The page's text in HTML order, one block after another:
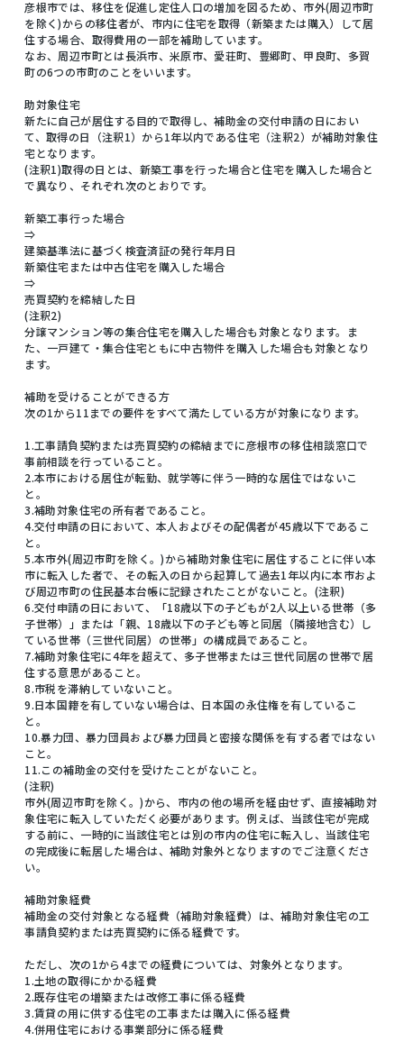
彦根市では、移住を促進し定住人口の増加を図るため、市外(周辺市町
を除く)からの移住者が、市内に住宅を取得（新築または購入）して居
住する場合、取得費用の一部を補助しています。
なお、周辺市町とは長浜市、米原市、愛荘町、豊郷町、甲良町、多賀
町の6つの市町のことをいいます。
助対象住宅
新たに自己が居住する目的で取得し、補助金の交付申請の日におい
て、取得の日（注釈1）から1年以内である住宅（注釈2）が補助対象住
宅となります。
(注釈1)取得の日とは、新築工事を行った場合と住宅を購入した場合と
で異なり、それぞれ次のとおりです。
新築工事行った場合
⇒
建築基準法に基づく検査済証の発行年月日
新築住宅または中古住宅を購入した場合
⇒
売買契約を締結した日
(注釈2)
分譲マンション等の集合住宅を購入した場合も対象となります。ま
た、一戸建て・集合住宅ともに中古物件を購入した場合も対象となり
ます。
補助を受けることができる方
次の1から11までの要件をすべて満たしている方が対象になります。
1.工事請負契約または売買契約の締結までに彦根市の移住相談窓口で
事前相談を行っていること。
2.本市における居住が転勤、就学等に伴う一時的な居住ではないこ
と。
3.補助対象住宅の所有者であること。
4.交付申請の日において、本人およびその配偶者が45歳以下であるこ
と。
5.本市外(周辺市町を除く。)から補助対象住宅に居住することに伴い本
市に転入した者で、その転入の日から起算して過去1年以内に本市およ
び周辺市町の住民基本台帳に記録されたことがないこと。(注釈)
6.交付申請の日において、「18歳以下の子どもが2人以上いる世帯（多
子世帯）」または「親、18歳以下の子ども等と同居（隣接地含む）し
ている世帯（三世代同居）の世帯」の構成員であること。
7.補助対象住宅に4年を超えて、多子世帯または三世代同居の世帯で居
住する意思があること。
8.市税を滞納していないこと。
9.日本国籍を有していない場合は、日本国の永住権を有しているこ
と。
10.暴力団、暴力団員および暴力団員と密接な関係を有する者ではない
こと。
11.この補助金の交付を受けたことがないこと。
(注釈)
市外(周辺市町を除く。)から、市内の他の場所を経由せず、直接補助対
象住宅に転入していただく必要があります。例えば、当該住宅が完成
する前に、一時的に当該住宅とは別の市内の住宅に転入し、当該住宅
の完成後に転居した場合は、補助対象外となりますのでご注意くださ
い。
補助対象経費
補助金の交付対象となる経費（補助対象経費）は、補助対象住宅の工
事請負契約または売買契約に係る経費です。
ただし、次の1から4までの経費については、対象外となります。
1.土地の取得にかかる経費
2.既存住宅の増築または改修工事に係る経費
3.賃貸の用に供する住宅の工事または購入に係る経費
4.併用住宅における事業部分に係る経費